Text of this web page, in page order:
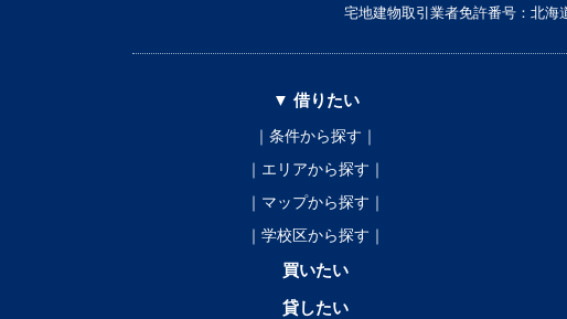
宅地建物取引業者免許番号：北海
▼ 借りたい
｜条件から探す｜
｜エリアから探す｜
｜マップから探す｜
｜学校区から探す｜
買いたい
貸したい